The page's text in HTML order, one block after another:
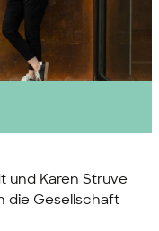
und Karen Struve
die Gesellschaft